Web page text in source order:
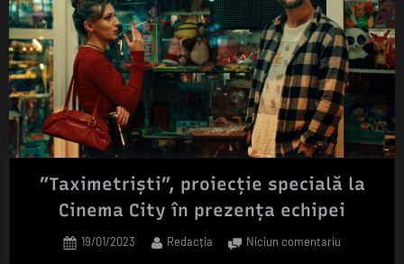
”Taximetriști”, proiecție specială la
Cinema City în prezența echipei
Posted
19/01/2023 By
Redacția Niciun comentariu